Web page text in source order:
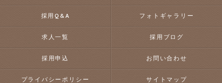
採用Q&A フォトギャラリー
求人一覧 採用ブログ
採用申込 お問い合わせ
プライバシーポリシー サイトマップ